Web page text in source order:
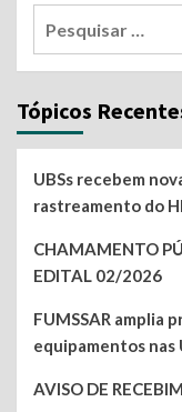
Tópicos
UBSs recebem
rastreamento do
CHAMAMENTO
EDITAL 02/2026
FUMSSAR amplia
equipamentos nas
AVISO DE